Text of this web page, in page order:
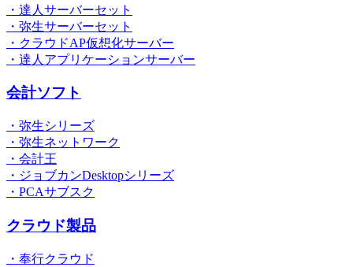
・達人サーバーセット
・弥生サーバーセット
・クラウドAP仮想化サーバー
・達人アプリケーションサーバー
会計ソフト
・弥生シリーズ
・弥生ネットワーク
・会計王
・ジョブカンDesktopシリーズ
・PCAサブスク
クラウド製品
・奉行クラウド